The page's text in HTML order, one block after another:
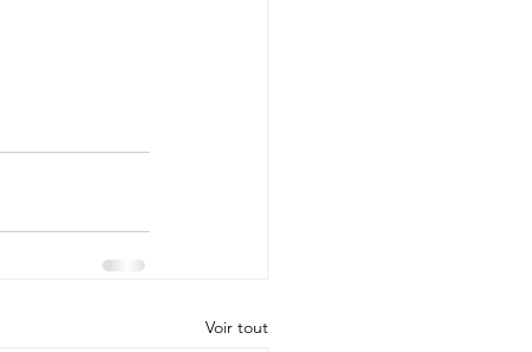
Voir tout